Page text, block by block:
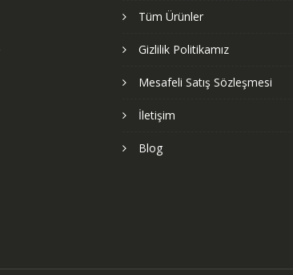
Tüm Ürünler
Gizlilik Politikamız
Mesafeli Satış Sözleşmesi
İletişim
Blog